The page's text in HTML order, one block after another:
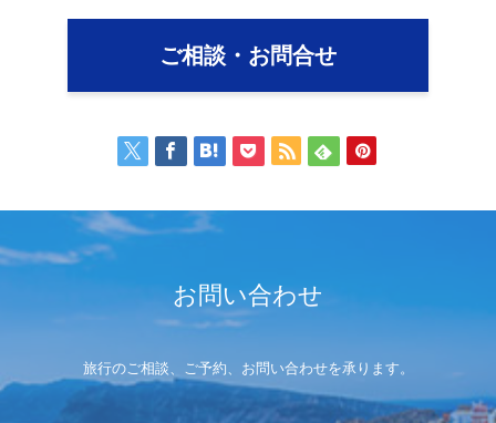
ご相談・お問合せ
お問い合わせ
旅行のご相談、ご予約、お問い合わせを承ります。